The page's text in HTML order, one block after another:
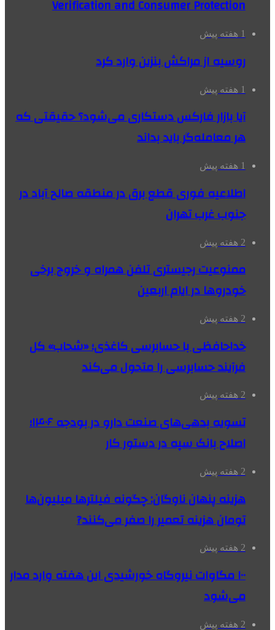
Verification and Consumer Protection
1 هفته پیش
روسیه از مراکش بنزین وارد کرد
1 هفته پیش
آیا بازار فارکس دستکاری می‌شود؟ حقیقتی که
هر معامله‌گر باید بداند
1 هفته پیش
اطلاعیه فوری قطع برق در منطقه صالح آباد در
جنوب غرب تهران
2 هفته پیش
ممنوعیت رجیستری تلفن همراه و خروج برخی
خودروها در ایام اربعین
2 هفته پیش
خداحافظی با حسابرسی کاغذی؛ «شحاب» کل
فرآیند حسابرسی را متحول می‌کند
2 هفته پیش
تسویه بدهی‌های صنعت دارو در بودجه ۱۴۰۶؛
اصلاح بانک سپه در دستور کار
2 هفته پیش
هزینه پنهان ناوگان: چگونه فیلترها میلیون‌ها
تومان هزینه تعمیر را صفر می‌کنند?
2 هفته پیش
۱۰۰ مگاوات نیروگاه‌ خورشیدی این هفته وارد مدار
می‌شود
2 هفته پیش